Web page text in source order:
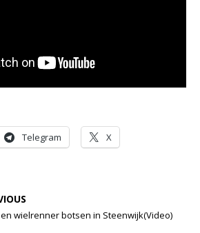
Telegram X
wielrenner botsen in Steenwijk(Video)